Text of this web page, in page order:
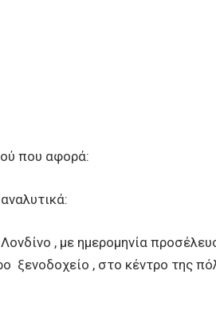
που αφορά:
, με ημερομηνία
ξενοδοχείο , στο κέντρο της